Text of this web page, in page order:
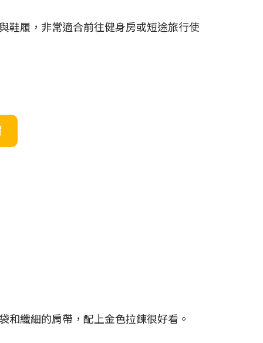
鞋履，非常適合前往健身房或短途旅行使
和纖細的肩帶，配上金色拉鍊很好看。